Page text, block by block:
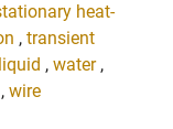
heat-
, transient
liquid , water,
, wire